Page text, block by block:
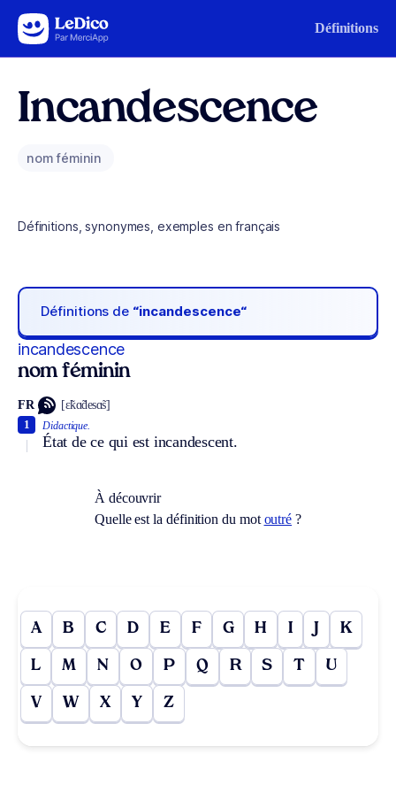
Aller au contenu Définitions
Incandescence
nom féminin
Définitions, synonymes, exemples en français
Définitions de “incandescence“
incandescence
nom féminin
FR [ɛ̃kɑ̃desɑ̃s]
Didactique.
État de ce qui est incandescent.
1
À découvrir
Quelle est la définition du mot outré ?
A B C D E F G H I J K
L M N O P Q R S T U
V W X Y Z